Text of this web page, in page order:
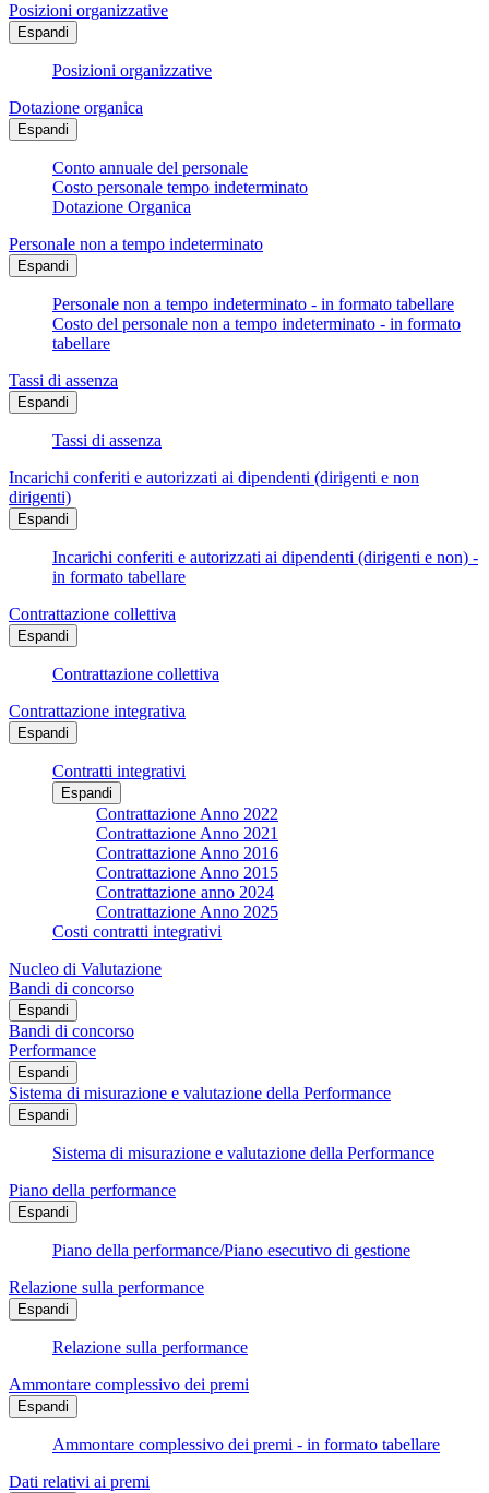
Posizioni organizzative
Espandi
Posizioni organizzative
Dotazione organica
Espandi
Conto annuale del personale
Costo personale tempo indeterminato
Dotazione Organica
Personale non a tempo indeterminato
Espandi
Personale non a tempo indeterminato - in formato tabellare
Costo del personale non a tempo indeterminato - in formato
tabellare
Tassi di assenza
Espandi
Tassi di assenza
Incarichi conferiti e autorizzati ai dipendenti (dirigenti e non
dirigenti)
Espandi
Incarichi conferiti e autorizzati ai dipendenti (dirigenti e non) -
in formato tabellare
Contrattazione collettiva
Espandi
Contrattazione collettiva
Contrattazione integrativa
Espandi
Contratti integrativi
Espandi
Contrattazione Anno 2022
Contrattazione Anno 2021
Contrattazione Anno 2016
Contrattazione Anno 2015
Contrattazione anno 2024
Contrattazione Anno 2025
Costi contratti integrativi
Nucleo di Valutazione
Bandi di concorso
Espandi
Bandi di concorso
Performance
Espandi
Sistema di misurazione e valutazione della Performance
Espandi
Sistema di misurazione e valutazione della Performance
Piano della performance
Espandi
Piano della performance/Piano esecutivo di gestione
Relazione sulla performance
Espandi
Relazione sulla performance
Ammontare complessivo dei premi
Espandi
Ammontare complessivo dei premi - in formato tabellare
Dati relativi ai premi